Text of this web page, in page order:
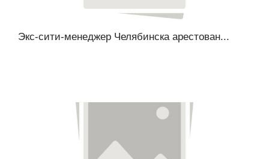
Экс-сити-менеджер Челябинска арестован...